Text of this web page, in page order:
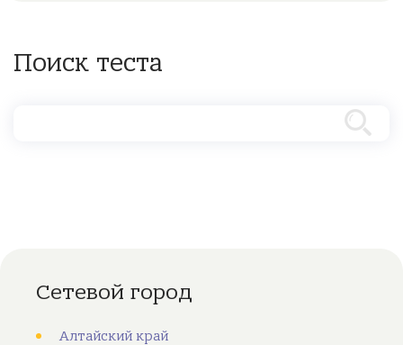
Поиск теста
Сетевой город
Алтайский край